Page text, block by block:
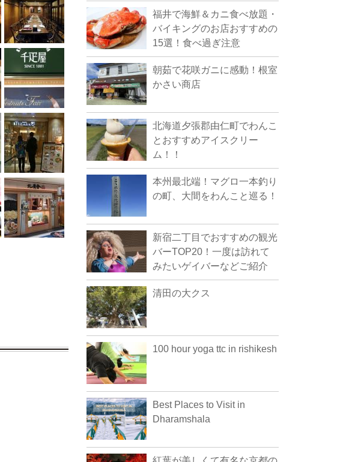
福井で海鮮＆カニ食べ放題・
バイキングのお店おすすめの
15選！食べ過ぎ注意
朝茹で花咲ガニに感動！根室
かさい商店
北海道夕張郡由仁町でわんこ
とおすすめアイスクリー
ム！！
本州最北端！マグロ一本釣り
の町、大間をわんこと巡る！
新宿二丁目でおすすめの観光
バーTOP20！一度は訪れて
みたいゲイバーなどご紹介
清田の大クス
100 hour yoga ttc in rishikesh
Best Places to Visit in
Dharamshala